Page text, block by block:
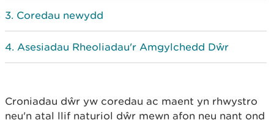
Coredau newydd
Asesiadau Rheoliadau'r Amgylchedd Dŵr
Croniadau dŵr yw coredau ac maent yn rhwystro
neu'n atal llif naturiol dŵr mewn afon neu nant ond